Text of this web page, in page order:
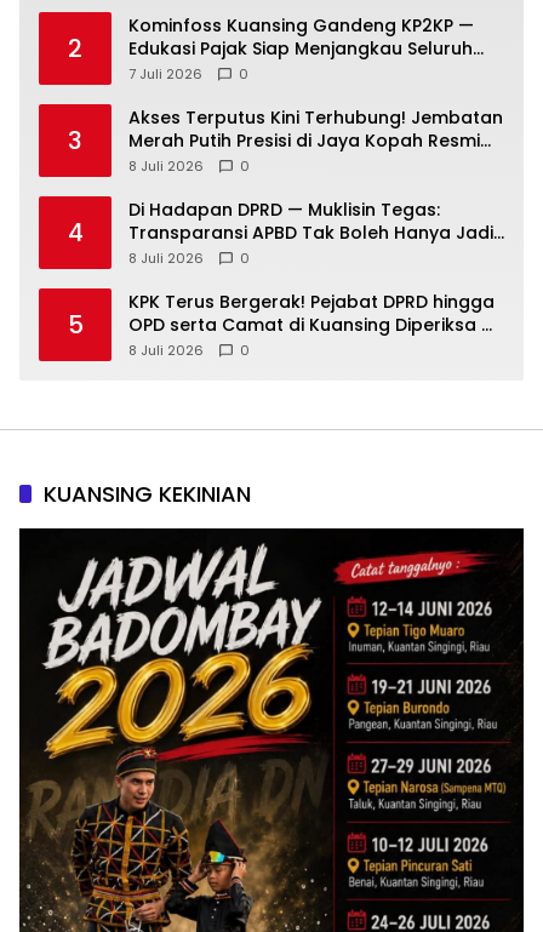
2
Kominfoss Kuansing Gandeng KP2KP —
Edukasi Pajak Siap Menjangkau Seluruh
Masyarakat
7 Juli 2026 0
3
Akses Terputus Kini Terhubung! Jembatan
Merah Putih Presisi di Jaya Kopah Resmi
Berdiri — Polri Buktikan Pembangunan Tak
8 Juli 2026 0
4
Di Hadapan DPRD — Muklisin Tegas:
Transparansi APBD Tak Boleh Hanya Jadi
Slogan!
8 Juli 2026 0
5
KPK Terus Bergerak! Pejabat DPRD hingga
OPD serta Camat di Kuansing Diperiksa —
Suasana Kian Memanas!
8 Juli 2026 0
KUANSING KEKINIAN